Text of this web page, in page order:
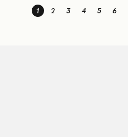
1 2 3 4 5 6